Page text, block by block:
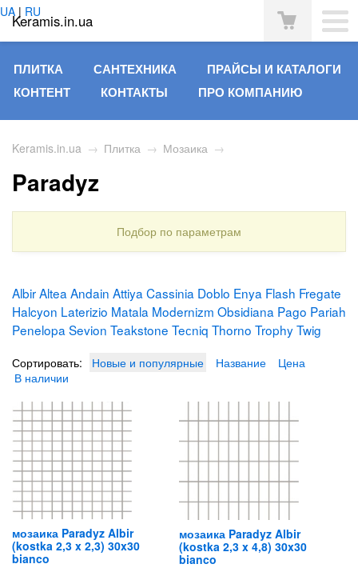
Keramis.in.ua
UA | RU
ПЛИТКА САНТЕХНИКА
ПРАЙСЫ И КАТАЛОГИ
КОНТЕНТ
КОНТАКТЫ ПРО КОМПАНИЮ
Keramis.in.ua → Плитка → Мозаика →
Paradyz
Подбор по параметрам
AlbirAltea Andain Attiya Cassinia Doblo Enya Flash Fregate
Halcyon Laterizio Matala Modernizm Obsidiana Pago Pariah
Penelopa Sevion Teakstone Teсniq Thorno TrophyTwig
Сортировать: Новые и популярные Название
Цена
В наличии
мозаика Paradyz Albir
(kostka 2,3 x 2,3) 30x30
bianco
мозаика Paradyz Albir
(kostka 2,3 x 4,8) 30x30
bianco